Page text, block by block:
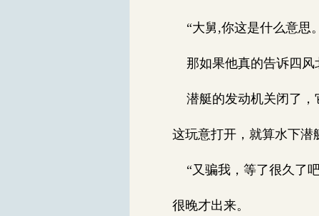
“大舅,你这是什么意思
那如果他真的告诉四风
潜艇的发动机关闭了，
这玩意打开，就算水下潜
“又骗我，等了很久了
很晚才出来。